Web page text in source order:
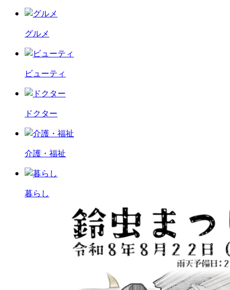
グルメ
ビューティ
ドクター
介護・福祉
暮らし